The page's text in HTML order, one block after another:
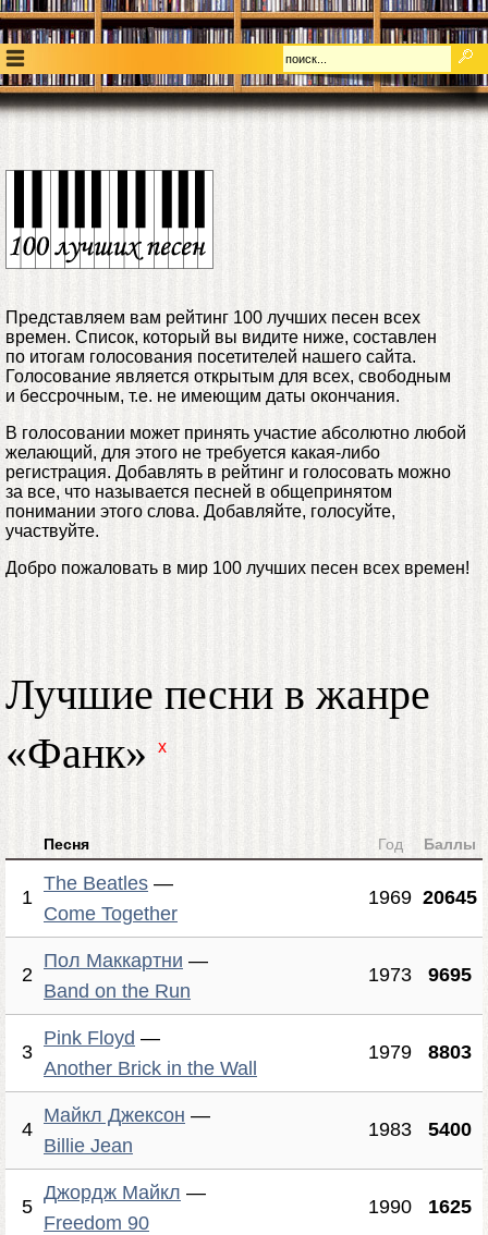
Представляем вам рейтинг 100 лучших песен всех
времен. Список, который вы видите ниже, составлен
по итогам голосования посетителей нашего сайта.
Голосование является открытым для всех, свободным
и бессрочным, т.е. не имеющим даты окончания.
В голосовании может принять участие абсолютно любой
желающий, для этого не требуется какая-либо
регистрация. Добавлять в рейтинг и голосовать можно
за все, что называется песней в общепринятом
понимании этого слова. Добавляйте, голосуйте,
участвуйте.
Добро пожаловать в мир 100 лучших песен всех времен!
Лучшие песни в жанре
«Фанк»
x
Песня Год Баллы
1
The Beatles —
Come Together
1969 20645
2
Пол Маккартни —
Band on the Run
1973 9695
3
Pink Floyd —
Another Brick in the Wall
1979 8803
4
Майкл Джексон —
Billie Jean
1983 5400
5
Джордж Майкл —
Freedom 90
1990 1625